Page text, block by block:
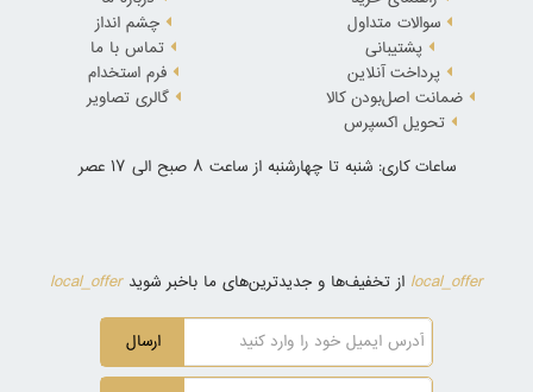
سوالات متداول
پشتیبانی
پرداخت آنلاین
ضمانت اصل‌بودن کالا
تحویل اکسپرس
چشم انداز
تماس با ما
فرم استخدام
گالری تصاویر
ساعات کاری: شنبه تا چهارشنبه از ساعت 8 صبح الی 17 عصر
local_offer از تخفیف‌ها و جدیدترین‌های ما باخبر شویدlocal_offer
ارسال